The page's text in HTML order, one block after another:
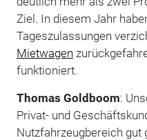
Ziel. In diesem Jahr
Tageszulassungen
Mietwagen
funktioniert.
Thomas Goldboom:
Privat- und
Nutzfahrzeugbereich gut